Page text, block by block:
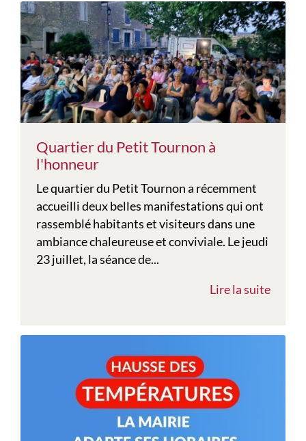
Quartier du Petit Tournon à
l'honneur
Le quartier du Petit Tournon a récemment
accueilli deux belles manifestations qui ont
rassemblé habitants et visiteurs dans une
ambiance chaleureuse et conviviale. Le jeudi
23 juillet, la séance de...
Lire la suite